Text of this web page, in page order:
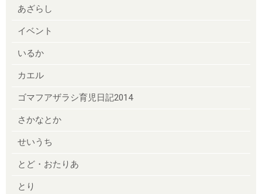
あざらし
イベント
いるか
カエル
ゴマフアザラシ育児日記2014
さかなとか
せいうち
とど・おたりあ
とり